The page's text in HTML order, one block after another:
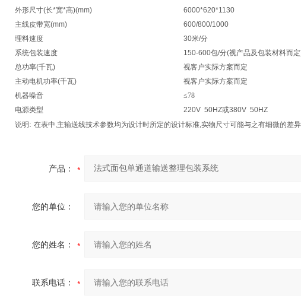
外形尺寸(长*宽*高)(mm)
6000*620*1130
主线皮带宽(mm)
600/800/1000
理料速度
30米/分
系统包装速度
150-600包/分(视产品及包装材料而定
总功率(千瓦)
视客户实际方案而定
主动电机功率(千瓦)
视客户实际方案而定
机器噪音
≤78
电源类型
220V 50HZ或380V 50HZ
说明 : 在表中,主输送线技术参数均为设计时所定的设计标准,实物尺寸可能与之有细微的差异
产品：
您的单位：
您的姓名：
联系电话：